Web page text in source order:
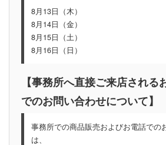
8月13日（木）
8月14日（金）
8月15日（土）
8月16日（日）
【事務所へ直接ご来店される
でのお問い合わせについて】
事務所での商品販売およびお電話での
は、